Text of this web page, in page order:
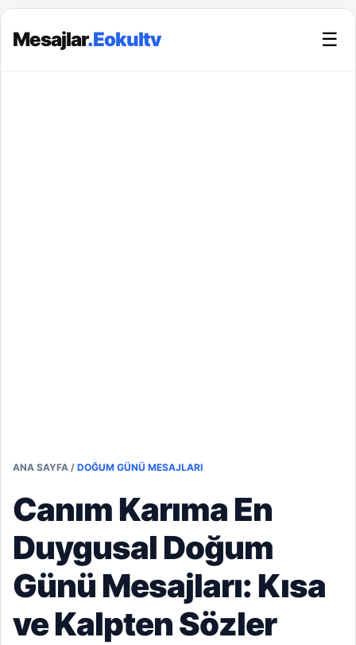
Mesajlar.Eokultv ☰
ANA SAYFA / DOĞUM GÜNÜ MESAJLARI
Canım Karıma En
Duygusal Doğum
Günü Mesajları: Kısa
ve Kalpten Sözler